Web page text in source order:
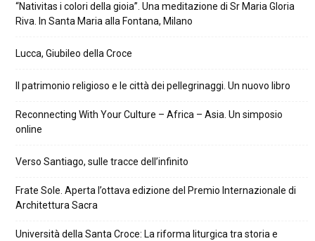
“Nativitas i colori della gioia”. Una meditazione di Sr Maria Gloria
Riva. In Santa Maria alla Fontana, Milano
Lucca, Giubileo della Croce
Il patrimonio religioso e le città dei pellegrinaggi. Un nuovo libro
Reconnecting With Your Culture – Africa – Asia. Un simposio
online
Verso Santiago, sulle tracce dell’infinito
Frate Sole. Aperta l’ottava edizione del Premio Internazionale di
Architettura Sacra
Università della Santa Croce: La riforma liturgica tra storia e